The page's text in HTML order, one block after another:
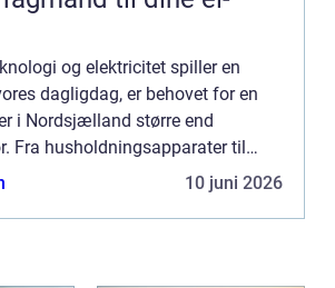
og elektricitet spiller en
dagligdag, er behovet for en
i Nordsjælland større end
Fra husholdningsapparater til
systemer sikkerhe...10 juni 2026